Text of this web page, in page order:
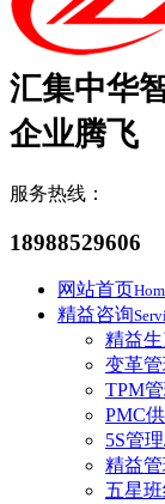
汇集中华
企业腾飞
服务热线：
18988529606
网站首页
精益咨询
精益
变革
TPM
PMC
5S管
精益
五星